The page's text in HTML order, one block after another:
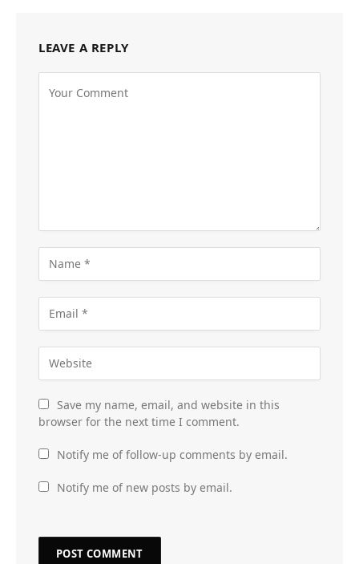
LEAVE A REPLY
Save my name, email, and website in this
browser for the next time I comment.
Notify me of follow-up comments by email.
Notify me of new posts by email.